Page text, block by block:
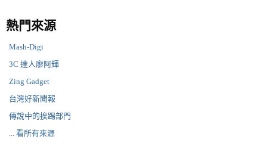
熱門來源
Mash-Digi
3C 達人廖阿輝
Zing Gadget
台灣好新聞報
傳說中的挨踢部門
... 看所有來源